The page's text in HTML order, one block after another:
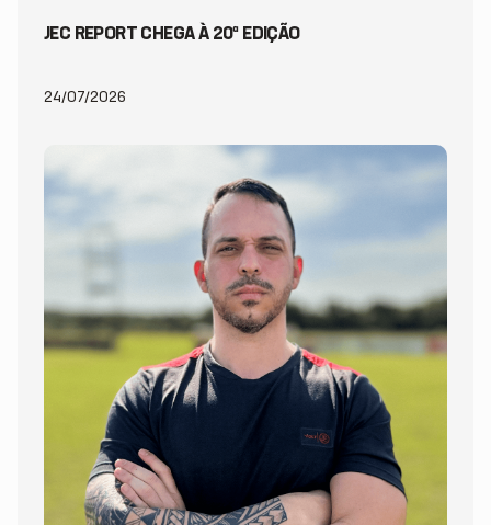
JEC REPORT CHEGA À 20ª EDIÇÃO
24/07/2026